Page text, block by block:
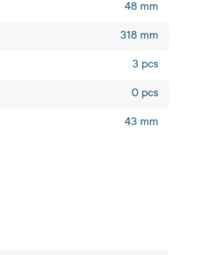
48 mm
318 mm
3 pcs
0 pcs
43 mm